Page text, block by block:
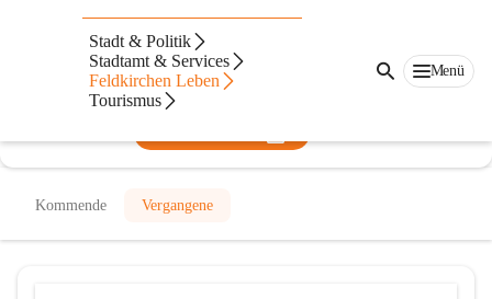
Stadt & Politik
Stadtamt & Services
Feldkirchen Leben
Tourismus
Menü
Stadtkapelle Feldkirchen
@stadtkapelle-feldkirchen
Musikverein
Kommende Vergangene